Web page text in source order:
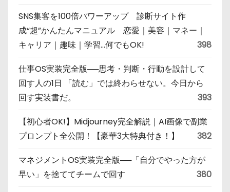
SNS集客を100倍パワーアップ 診断サイト作
成“超”かんたんマニュアル 恋愛｜美容｜マネー｜
キャリア｜趣味｜学習…何でもOK!
398
仕事OS実装完全版──思考・判断・行動を設計して
回す人の1日 「読む」では終わらせない。今日から
回す実装書だ。
393
【初心者OK!】Midjourney完全解説｜AI画像で副業
プロンプト全公開！【豪華3大特典付き！】
382
マネジメントOS実装完全版──「自分でやった方が
早い」を捨ててチームで回す
380